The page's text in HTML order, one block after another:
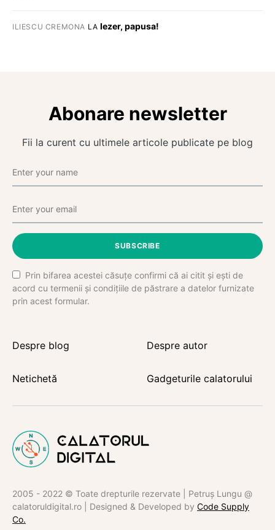
ILIESCU CREMONA LAIezer, papusa!
Abonare newsletter
Fii la curent cu ultimele articole publicate pe blog
SUBSCRIBE
Prin bifarea acestei căsuțe confirmi că ai citit și ești de
acord cu termenii și condițiile de păstrare a datelor furnizate
prin acest formular.
Despre blog Despre autor
Netichetă Gadgeturile calatorului
2005 - 2022 © Toate drepturile rezervate | Petruș Lungu @
calatoruldigital.ro | Designed & Developed by Code Supply
Co.